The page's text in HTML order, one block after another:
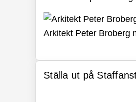
Arkitekt Peter Broberg
Ställa ut på